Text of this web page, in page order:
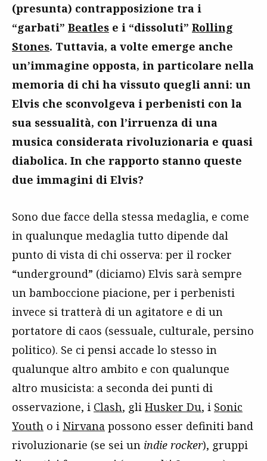
(presunta) contrapposizione tra i
“garbati” Beatles e i “dissoluti” Rolling
Stones. Tuttavia, a volte emerge anche
un’immagine opposta, in particolare nella
memoria di chi ha vissuto quegli anni: un
Elvis che sconvolgeva i perbenisti con la
sua sessualità, con l’irruenza di una
musica considerata rivoluzionaria e quasi
diabolica. In che rapporto stanno queste
due immagini di Elvis?
Sono due facce della stessa medaglia, e come
in qualunque medaglia tutto dipende dal
punto di vista di chi osserva: per il rocker
“underground” (diciamo) Elvis sarà sempre
un bamboccione piacione, per i perbenisti
invece si tratterà di un agitatore e di un
portatore di caos (sessuale, culturale, persino
politico). Se ci pensi accade lo stesso in
qualunque altro ambito e con qualunque
altro musicista: a seconda dei punti di
osservazione, i Clash, gli Husker Du, i Sonic
Youth o i Nirvana possono esser definiti band
rivoluzionarie (se sei un indie rocker), gruppi